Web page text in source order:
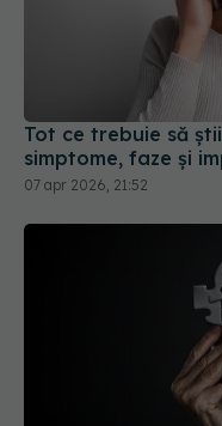
Tot ce trebuie să
simptome, faze și
07 apr 2026, 21:52